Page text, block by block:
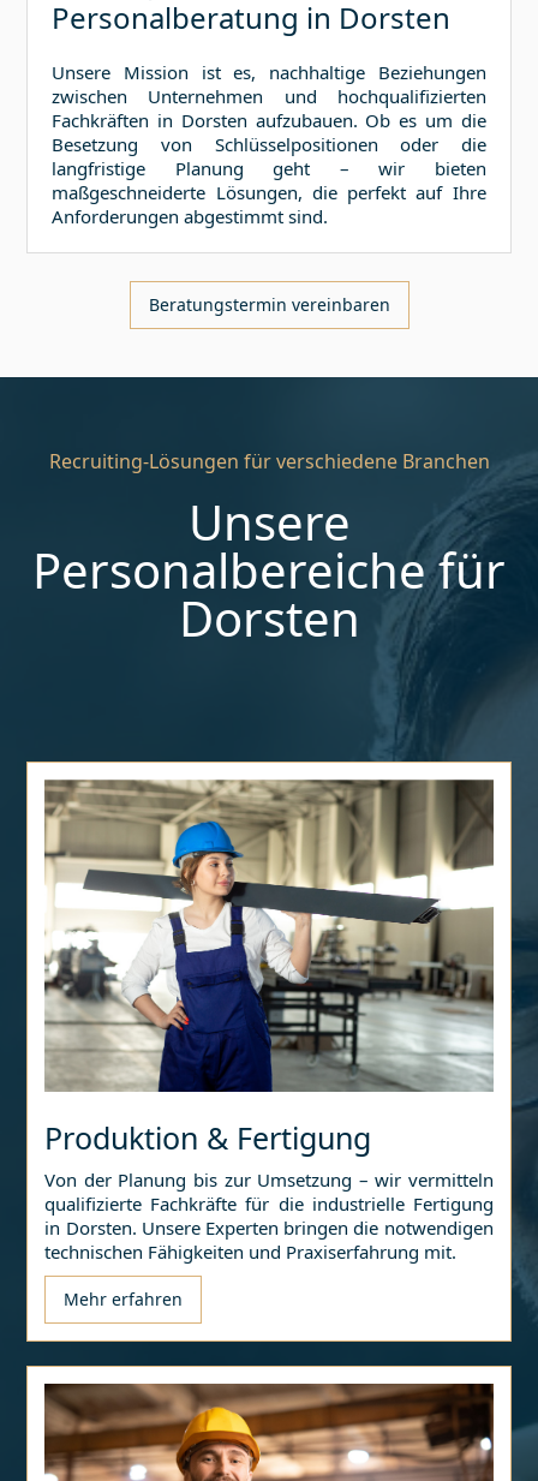
Personalberatung in Dorsten
Unsere Mission ist es, nachhaltige Beziehungen
zwischen Unternehmen und hochqualifizierten
Fachkräften in Dorsten aufzubauen. Ob es um die
Besetzung von Schlüsselpositionen oder die
langfristige Planung geht – wir bieten
maßgeschneiderte Lösungen, die perfekt auf Ihre
Anforderungen abgestimmt sind.
Beratungstermin vereinbaren
Recruiting-Lösungen für verschiedene Branchen
Unsere
Personalbereiche für
Dorsten
Produktion & Fertigung
Von der Planung bis zur Umsetzung – wir vermitteln
qualifizierte Fachkräfte für die industrielle Fertigung
in Dorsten. Unsere Experten bringen die notwendigen
technischen Fähigkeiten und Praxiserfahrung mit.
Mehr erfahren